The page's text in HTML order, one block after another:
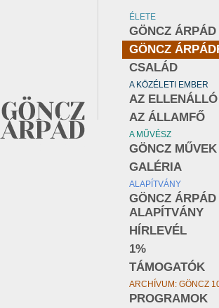
ÉLETE
GÖNCZ
GÖNCZ
CSALÁD
A KÖZÉLETI EMBER
AZ ELLENÁLLÓ
AZ ÁLLAMFŐ
A MŰVÉSZ
GÖNCZ MŰVEK
GALÉRIA
ALAPÍTVÁNY
GÖNCZ ÁRPÁD
ALAPÍTVÁNY
HÍRLEVÉL
1%
TÁMOGATÓK
ARCHÍVUM: GÖNCZ
PROGRAMOK